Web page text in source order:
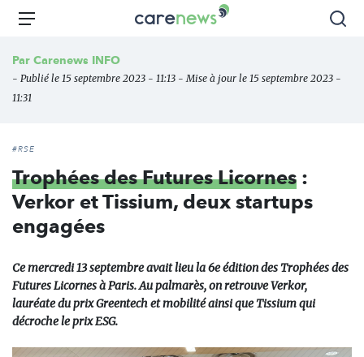
Aller
principal
Carenews,
des
Menu
Par Carenews INFO
- Publié le 15 septembre 2023 - 11:13 - Mise à jour le 15 septembre 2023 -
11:31
#RSE
Trophées des Futures Licornes :
Verkor et Tissium, deux startups
engagées
Ce mercredi 13 septembre avait lieu la 6e édition des Trophées des
Futures Licornes à Paris. Au palmarès, on retrouve Verkor,
lauréate du prix Greentech et mobilité ainsi que Tissium qui
décroche le prix ESG.